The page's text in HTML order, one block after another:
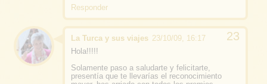
Responder
La Turca y sus viajes 23/10/09, 16:17
Hola!!!!!
Solamente paso a saludarte y felicitarte,
presentía que te llevarías el reconocimiento